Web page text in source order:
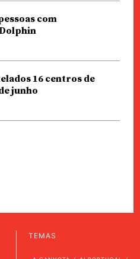
com
16 centros de
junho
TEMAS